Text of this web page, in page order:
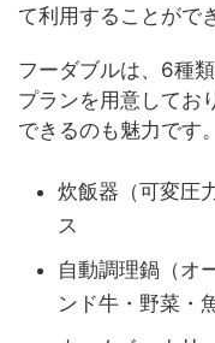
て利用することがで
フーダブルは、6種
プランを用意してお
できるのも魅力です。
炊飯器（可変圧
ス
自動調理鍋（オ
ンド牛・野菜・